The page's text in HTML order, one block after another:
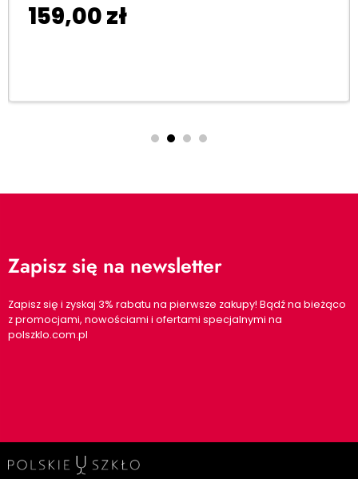
159,00zł
Zapisz się na newsletter
Zapisz się i zyskaj 3% rabatu na pierwsze zakupy! Bądź na bieżąco
z promocjami, nowościami i ofertami specjalnymi na
polszklo.com.pl